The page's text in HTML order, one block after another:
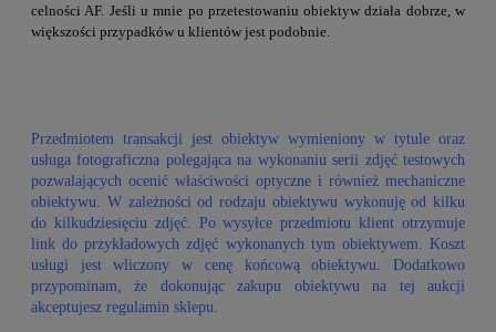
celności AF. Jeśli u mnie po przetestowaniu obiektyw działa dobrze, w
większości przypadków u klientów jest podobnie.
Przedmiotem transakcji jest obiektyw wymieniony w tytule oraz
usługa fotograficzna polegająca na wykonaniu serii zdjęć testowych
pozwalających ocenić właściwości optyczne i również mechaniczne
obiektywu. W zależności od rodzaju obiektywu wykonuję od kilku
do kilkudziesięciu zdjęć. Po wysyłce przedmiotu klient otrzymuje
link do przykładowych zdjęć wykonanych tym obiektywem. Koszt
usługi jest wliczony w cenę końcową obiektywu. Dodatkowo
przypominam, że dokonując zakupu obiektywu na tej aukcji
akceptujesz regulamin sklepu.